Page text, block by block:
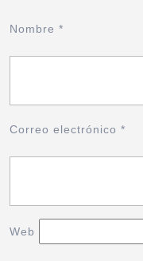
Nombre *
Correo electrónico *
Web